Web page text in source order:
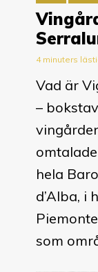
4 minuters
Vad är
–
hela
d’Alba, i
som